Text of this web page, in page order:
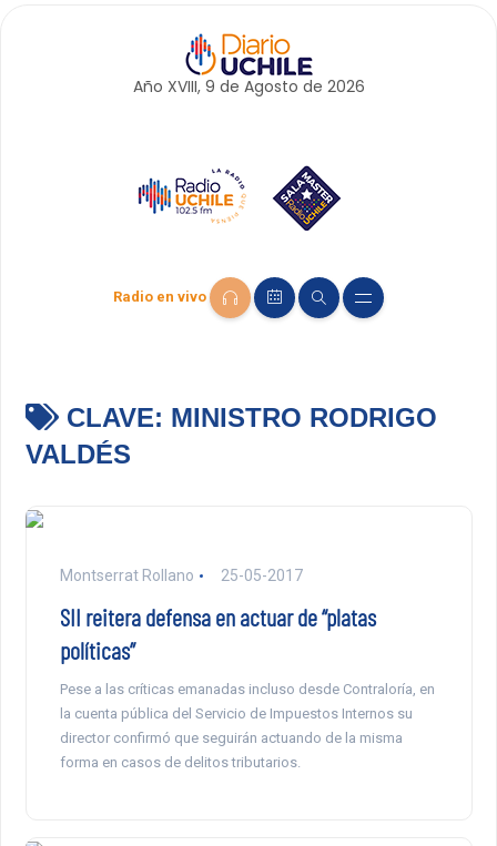
Año XVIII, 9 de Agosto de 2026
Radio en vivo
CLAVE: MINISTRO RODRIGO
VALDÉS
Montserrat Rollano 25-05-2017
SII reitera defensa en actuar de “platas
políticas”
Pese a las críticas emanadas incluso desde Contraloría, en
la cuenta pública del Servicio de Impuestos Internos su
director confirmó que seguirán actuando de la misma
forma en casos de delitos tributarios.